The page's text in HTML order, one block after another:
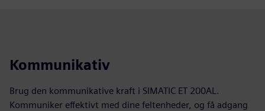
Kommunikativ
Brug den kommunikative kraft i SIMATIC ET 200AL.
Kommuniker effektivt med dine feltenheder, og få adgang